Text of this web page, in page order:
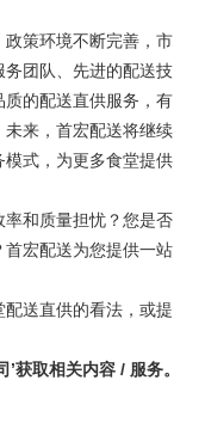
策环境不断完善，市
团队、先进的配送技
的配送直供服务，有
来，首宏配送将继续
式，为更多食堂提供
率和质量担忧？您是否
宏配送为您提供一站
送直供的看法，或提
获取相关内容 / 服务。